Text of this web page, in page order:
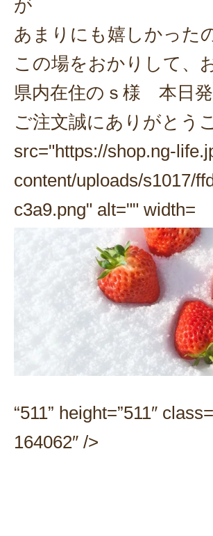
が
あまりにも嬉しかった
この場をおかりして、
県内在住のｓ様 本日
ご注文誠にありがとう
src="https://shop.ng-
content/uploads/s1017/
c3a9.png" alt="" width=
“511” height=”511″
164062″ />